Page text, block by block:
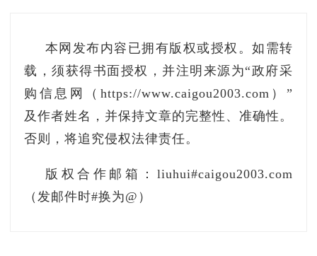
本网发布内容已拥有版权或授权。如需转
载，须获得书面授权，并注明来源为“政府采
购信息网（https://www.caigou2003.com）”
及作者姓名，并保持文章的完整性、准确性。
否则，将追究侵权法律责任。
版权合作邮箱：liuhui#caigou2003.com
（发邮件时#换为@）